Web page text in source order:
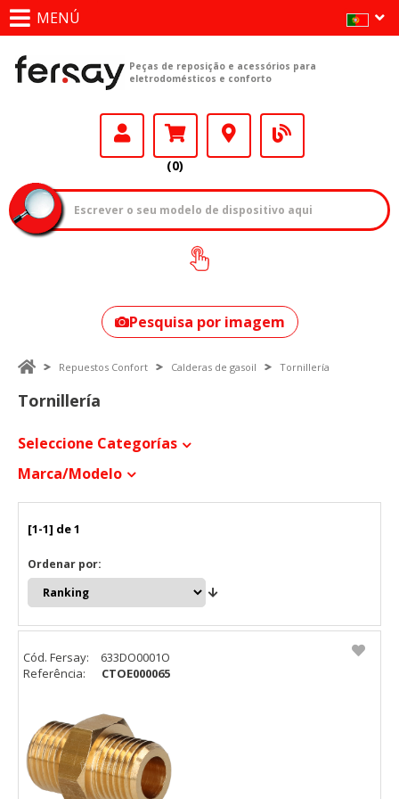
MENÚ
Peças de reposição e acessórios para
eletrodomésticos e conforto
(0)
Como encontrar
o seu modelo?
Pesquisa por imagem
Repuestos Confort Calderas de gasoil Tornillería
Tornillería
Seleccione Categorías
Marca/modelo
[1-1] de 1
Ordenar por:
Cód. Fersay:
633DO0001O
Referência:
CTOE000065